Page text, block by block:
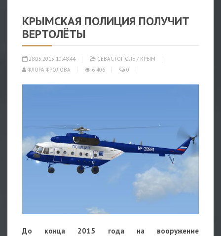
КРЫМСКАЯ ПОЛИЦИЯ ПОЛУЧИТ
ВЕРТОЛЁТЫ
28.05.2015 10:48:44 СЕВАСТОПОЛЬ / КРЫМ
ФЛОРА ФРОЛОВА
6 406 0
До конца 2015 года на вооружение